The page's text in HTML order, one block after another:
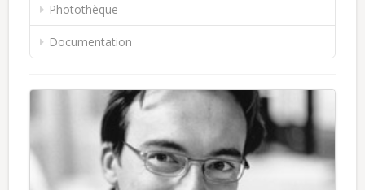
Photothèque
Documentation